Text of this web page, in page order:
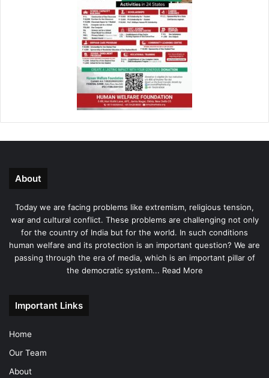
About
Today we are facing problems like extremism, religious tension,
war and cultural conflict. These problems are challenging not only
for the country of India but for the world. In such conditions
human welfare and its protection is an important question? We are
passing through the era of media, which is an important pillar of
the democratic system... Read More
Important Links
Home
Our Team
About